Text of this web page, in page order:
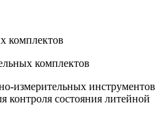
комплектов
комплектов
измерительных инструментов
состояния литейной